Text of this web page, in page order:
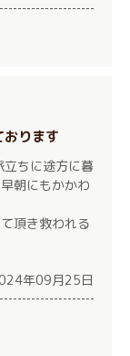
ります
ちに途方に暮
朝にもかかわ
頂き救われる
年09月25日